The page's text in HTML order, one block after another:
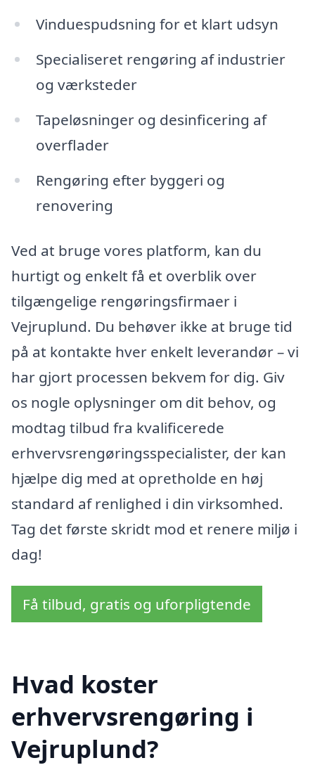
Vinduespudsning for et klart udsyn
Specialiseret rengøring af industrier
og værksteder
Tapeløsninger og desinficering af
overflader
Rengøring efter byggeri og
renovering
Ved at bruge vores platform, kan du
hurtigt og enkelt få et overblik over
tilgængelige rengøringsfirmaer i
Vejruplund. Du behøver ikke at bruge tid
på at kontakte hver enkelt leverandør – vi
har gjort processen bekvem for dig. Giv
os nogle oplysninger om dit behov, og
modtag tilbud fra kvalificerede
erhvervsrengøringsspecialister, der kan
hjælpe dig med at opretholde en høj
standard af renlighed i din virksomhed.
Tag det første skridt mod et renere miljø i
dag!
Få tilbud, gratis og uforpligtende
Hvad koster
erhvervsrengøring i
Vejruplund?